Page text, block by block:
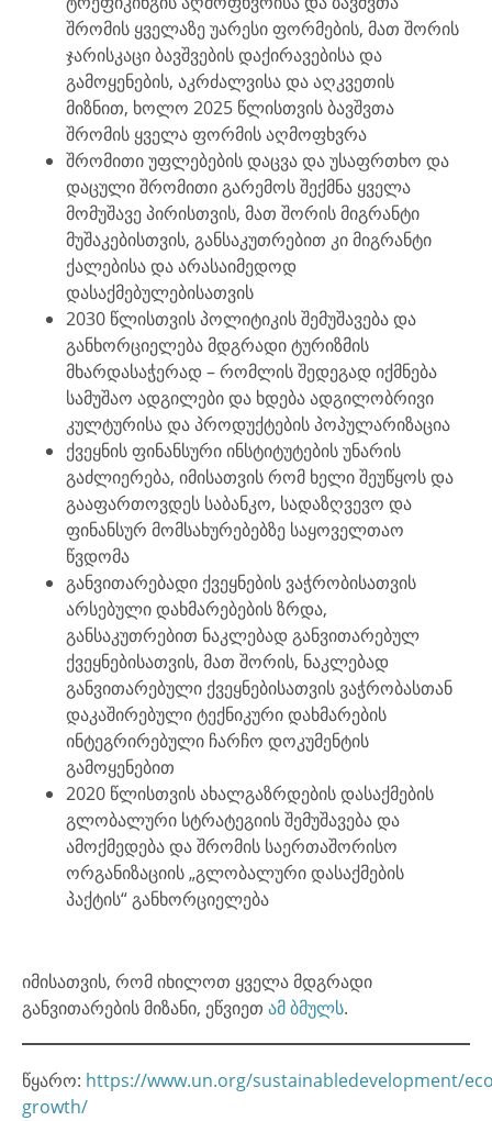
შრომის ყველაზე უარესი ფორმების, მათ შორის
ჯარისკაცი ბავშვების დაქირავებისა და
გამოყენების, აკრძალვისა და აღკვეთის
მიზნით, ხოლო 2025 წლისთვის ბავშვთა
შრომის ყველა ფორმის აღმოფხვრა
შრომითი უფლებების დაცვა და უსაფრთხო და
დაცული შრომითი გარემოს შექმნა ყველა
მომუშავე პირისთვის, მათ შორის მიგრანტი
მუშაკებისთვის, განსაკუთრებით კი მიგრანტი
ქალებისა და არასაიმედოდ
დასაქმებულებისათვის
2030 წლისთვის პოლიტიკის შემუშავება და
განხორციელება მდგრადი ტურიზმის
მხარდასაჭერად – რომლის შედეგად იქმნება
სამუშაო ადგილები და ხდება ადგილობრივი
კულტურისა და პროდუქტების პოპულარიზაცია
ქვეყნის ფინანსური ინსტიტუტების უნარის
გაძლიერება, იმისათვის რომ ხელი შეუწყოს და
გააფართოვდეს საბანკო, სადაზღვევო და
ფინანსურ მომსახურებებზე საყოველთაო
წვდომა
განვითარებადი ქვეყნების ვაჭრობისათვის
არსებული დახმარებების ზრდა,
განსაკუთრებით ნაკლებად განვითარებულ
ქვეყნებისათვის, მათ შორის, ნაკლებად
განვითარებული ქვეყნებისათვის ვაჭრობასთან
დაკაშირებული ტექნიკური დახმარების
ინტეგრირებული ჩარჩო დოკუმენტის
გამოყენებით
2020 წლისთვის ახალგაზრდების დასაქმების
გლობალური სტრატეგიის შემუშავება და
ამოქმედება და შრომის საერთაშორისო
ორგანიზაციის „გლობალური დასაქმების
პაქტის“ განხორციელება
იმისათვის, რომ იხილოთ ყველა მდგრადი
განვითარების მიზანი, ეწვიეთ ამ ბმულს.
წყარო: https://www.un.org/sustainabledevelopment/
growth/